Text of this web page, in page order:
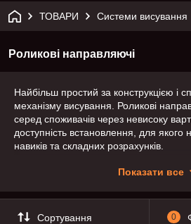
ТОВАРИ Системи висування
Роликові направляючі
Найбільш простий за конструкцією і
механізму висування. Роликові
серед споживачів через невисоку
доступність встановлення, для якого
навиків та складних розрахунків.
Допустиме навантаження - 20кг.
Показати все
Сортування 0